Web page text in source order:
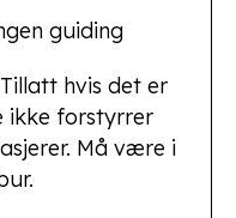
guiding
Tillatt hvis det er
ikke forstyrrer
Må være i